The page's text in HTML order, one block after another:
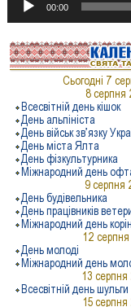
00:00